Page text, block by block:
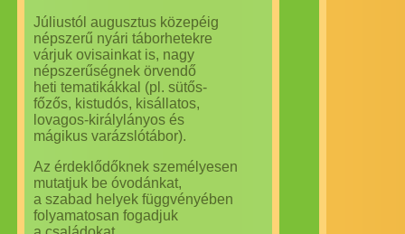
Júliustól augusztus közepéig
népszerű nyári táborhetekre
várjuk ovisainkat is, nagy
népszerűségnek örvendő
heti tematikákkal (pl. sütős-
főzős, kistudós, kisállatos,
lovagos-királylányos és
mágikus varázslótábor).
Az érdeklődőknek személyesen
mutatjuk be óvodánkat,
a szabad helyek függvényében
folyamatosan fogadjuk